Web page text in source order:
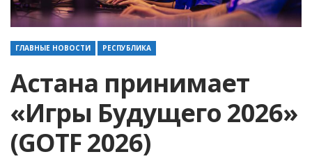
ГЛАВНЫЕ НОВОСТИ РЕСПУБЛИКА
Астана принимает
«Игры Будущего 2026»
(GOTF 2026)